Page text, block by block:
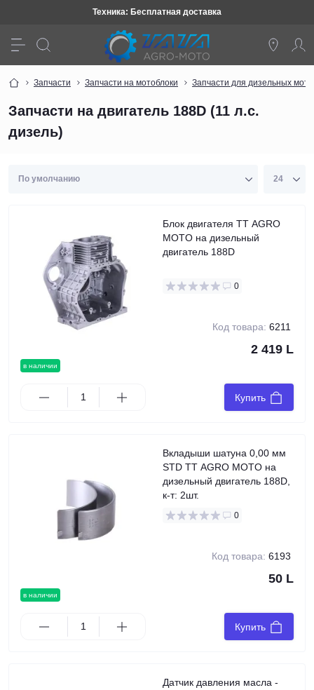
Техника: Бесплатная доставка
Запчасти Запчасти на мотоблоки Запчасти для дизельных
Запчасти на двигатель 188D (11 л.с.
дизель)
в наличии
Блок двигателя TT AGRO
MOTO на дизельный
двигатель 188D
0
Код товара: 6211
2 419 L
Купить
в наличии
Вкладыши шатуна 0,00 мм
STD TT AGRO MOTO на
дизельный двигатель 188D,
к-т: 2шт.
0
Код товара: 6193
50 L
Купить
Датчик давления масла -